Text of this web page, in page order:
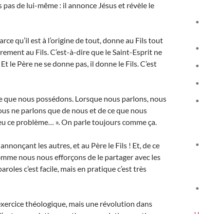
de lui-même : il annonce Jésus et révèle le
qu’il est à l’origine de tout, donne au Fils tout
au Fils. C’est-à-dire que le Saint-Esprit ne
le Père ne se donne pas, il donne le Fils. C’est
nous possédons. Lorsque nous parlons, nous
ne parlons que de nous et de ce que nous
ce problème… ». On parle toujours comme ça.
les autres, et au Père le Fils ! Et, de ce
nous nous efforçons de le partager avec les
c’est facile, mais en pratique c’est très
théologique, mais une révolution dans